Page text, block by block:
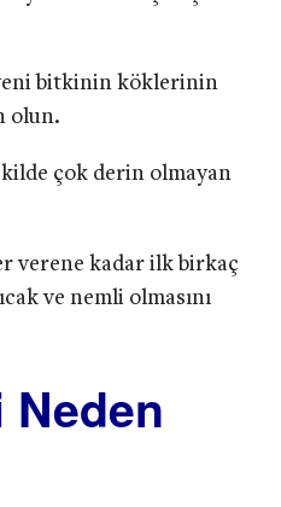
bitkinin köklerinin
olun.
çok derin olmayan
verene kadar ilk birkaç
ve nemli olmasını
Neden